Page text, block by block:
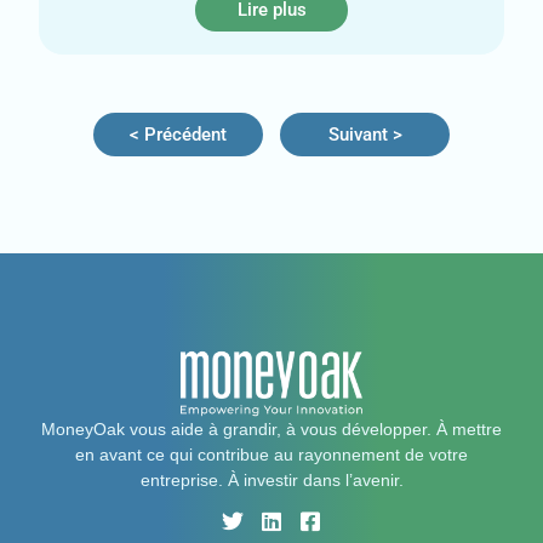
Lire plus
< Précédent Suivant >
MoneyOak vous aide à grandir, à vous développer. À mettre
en avant ce qui contribue au rayonnement de votre
entreprise. À investir dans l’avenir.